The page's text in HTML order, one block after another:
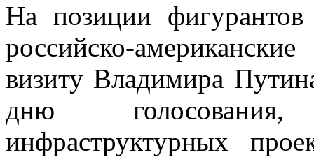
На позиции фигурантов
российско-
визиту Владимира
дню
инфраструктурных